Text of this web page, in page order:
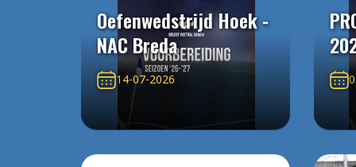
Oefenwedstrijd Hoek -
NAC Breda
14-07-2026